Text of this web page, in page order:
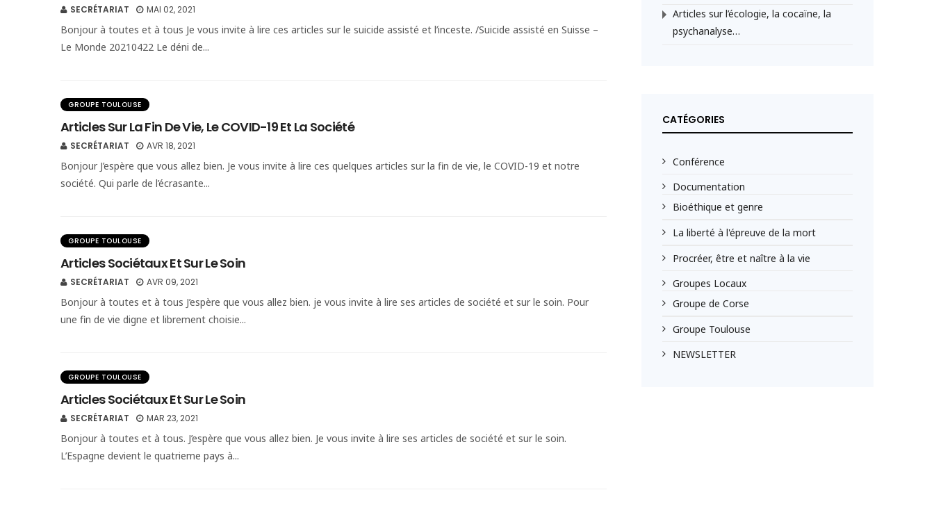
SECRÉTARIAT MAI 02, 2021
Bonjour à toutes et à tous Je vous invite à lire ces articles sur le suicide assisté et l’inceste. /Suicide assisté en Suisse –
Le Monde 20210422 Le déni de...
GROUPE TOULOUSE
Articles Sur La Fin De Vie, Le COVID-19 Et La Société
SECRÉTARIAT AVR 18, 2021
Bonjour J’espère que vous allez bien. Je vous invite à lire ces quelques articles sur la fin de vie, le COVID-19 et notre
société. Qui parle de l’écrasante...
GROUPE TOULOUSE
Articles Sociétaux Et Sur Le Soin
SECRÉTARIAT AVR 09, 2021
Bonjour à toutes et à tous J’espère que vous allez bien. je vous invite à lire ses articles de société et sur le soin. Pour
une fin de vie digne et librement choisie...
GROUPE TOULOUSE
Articles Sociétaux Et Sur Le Soin
SECRÉTARIAT MAR 23, 2021
Bonjour à toutes et à tous. J’espère que vous allez bien. Je vous invite à lire ses articles de société et sur le soin.
L’Espagne devient le quatrieme pays à...
Articles sur l’écologie, la cocaïne, la
psychanalyse…
CATÉGORIES
Conférence
Documentation
Bioéthique et genre
La liberté à l'épreuve de la mort
Procréer, être et naître à la vie
Groupes Locaux
Groupe de Corse
Groupe Toulouse
NEWSLETTER